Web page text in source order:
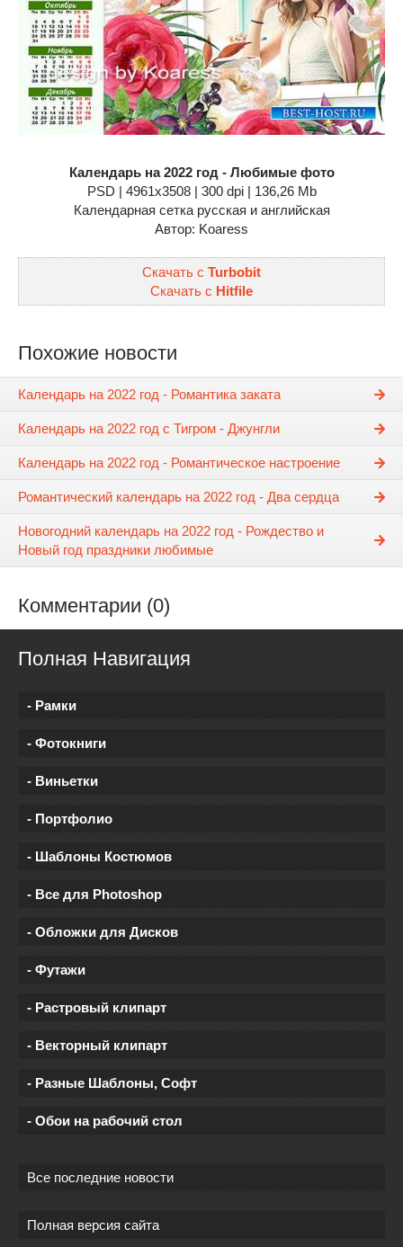
Календарь на 2022 год - Любимые фото
PSD | 4961x3508 | 300 dpi | 136,26 Mb
Календарная сетка русская и английская
Автор: Koaress
Скачать с Turbobit
Скачать с Hitfile
Похожие новости
Календарь на 2022 год - Романтика заката
Календарь на 2022 год с Тигром - Джунгли
Календарь на 2022 год - Романтическое настроение
Романтический календарь на 2022 год - Два сердца
Новогодний календарь на 2022 год - Рождество и
Новый год праздники любимые
Комментарии (0)
Полная Навигация
- Рамки
- Фотокниги
- Виньетки
- Портфолио
- Шаблоны Костюмов
- Все для Photoshop
- Обложки для Дисков
- Футажи
- Растровый клипарт
- Векторный клипарт
- Разные Шаблоны, Софт
- Обои на рабочий стол
Все последние новости
Полная версия сайта